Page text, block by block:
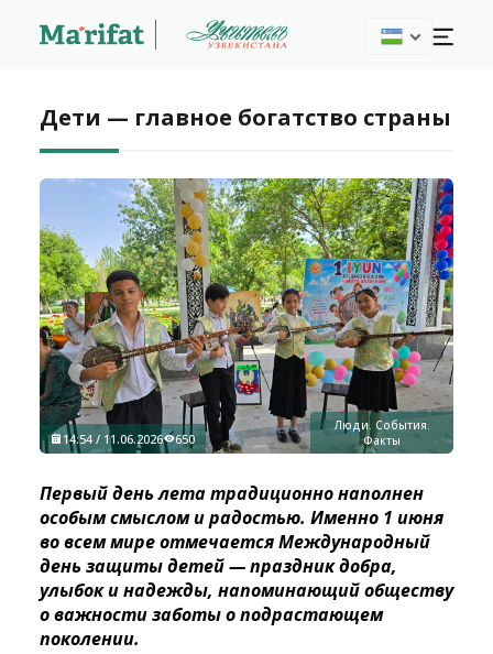
Дети — главное богатство страны
Люди. События.
Факты
14:54 / 11.06.2026 650
Первый день лета традиционно наполнен
особым смыслом и радостью. Именно 1 июня
во всем мире отмечается Международный
день защиты детей — праздник добра,
улыбок и надежды, напоминающий обществу
о важности заботы о подрастающем
поколении.